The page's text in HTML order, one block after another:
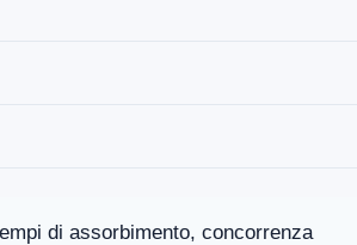
di assorbimento, concorrenza